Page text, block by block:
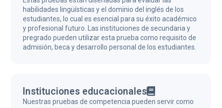
habilidades lingüísticas y el dominio del inglés de los
estudiantes, lo cual es esencial para su éxito académico
y profesional futuro. Las instituciones de secundaria y
pregrado pueden utilizar esta prueba como requisito de
admisión, beca y desarrollo personal de los estudiantes.
Instituciones educacionales
Nuestras pruebas de competencia pueden servir como